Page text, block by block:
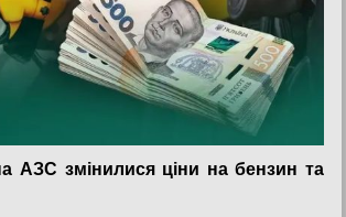
АЗС змінилися ціни на бензин та